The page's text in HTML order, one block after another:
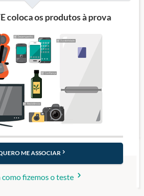
coloca os produtos à prova
ME ASSOCIAR
como fizemos o teste